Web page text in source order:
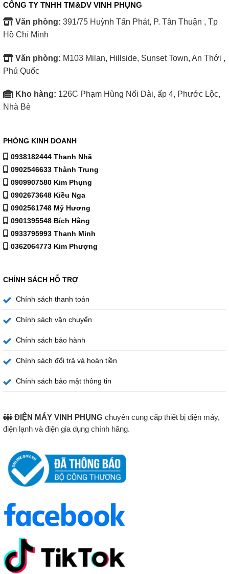
CÔNG TY TNHH TM&DV VINH PHỤNG
Văn phòng: 391/75 Huỳnh Tấn Phát, P. Tân Thuận , Tp
Hồ Chí Minh
Văn phòng: M103 Milan, Hillside, Sunset Town, An Thới ,
Phú Quốc
Kho hàng: 126C Phạm Hùng Nối Dài, ấp 4, Phước Lộc,
Nhà Bè
PHÒNG KINH DOANH
0938182444 Thanh Nhã
0902546633 Thành Trung
0909907580 Kim Phụng
0902673648 Kiều Nga
0902561748 Mỹ Hương
0901395548 Bích Hằng
0933795993 Thanh Minh
0362064773 Kim Phượng
CHÍNH SÁCH HỖ TRỢ
Chính sách thanh toán
Chính sách vận chuyển
Chính sách bảo hành
Chính sách đổi trả và hoàn tiền
Chính sách bảo mật thông tin
ĐIỆN MÁY VINH PHỤNG chuyên cung cấp thiết bị điện máy,
điện lạnh và điện gia dụng chính hãng.